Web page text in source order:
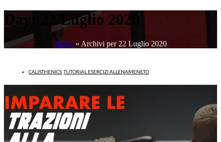
Day: 22 Luglio 2020
Home » Archivi per 22 Luglio 2020
CALISTHENICS ,TUTORIAL ESERCIZI ALLENAMENETO